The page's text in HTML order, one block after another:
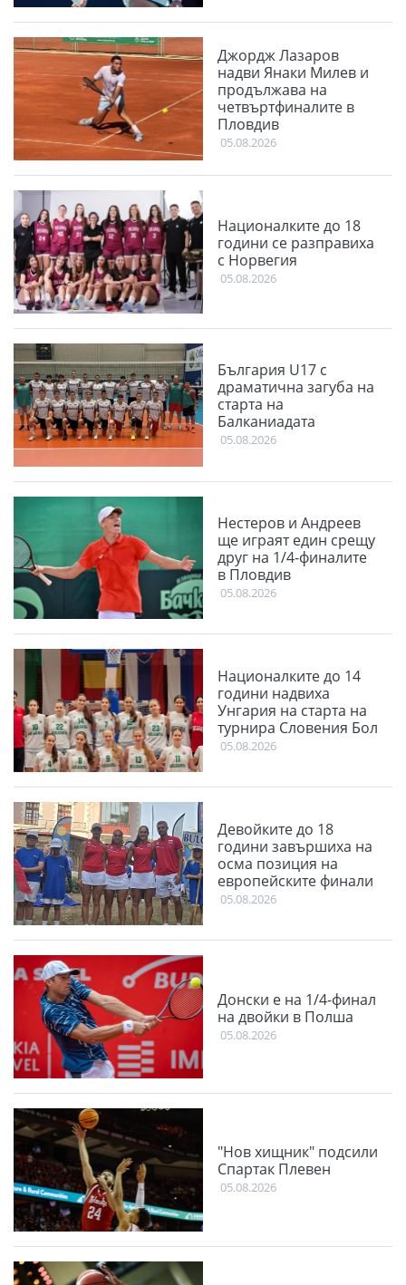
Джордж Лазаров
надви Янаки Милев и
продължава на
четвъртфиналите в
Пловдив
05.08.2026
Националките до 18
години се разправиха
с Норвегия
05.08.2026
България U17 с
драматична загуба на
старта на
Балканиадата
05.08.2026
Нестеров и Андреев
ще играят един срещу
друг на 1/4-финалите
в Пловдив
05.08.2026
Националките до 14
години надвиха
Унгария на старта на
турнира Словения Бол
05.08.2026
Девойките до 18
години завършиха на
осма позиция на
европейските финали
05.08.2026
Донски е на 1/4-финал
на двойки в Полша
05.08.2026
"Нов хищник" подсили
Спартак Плевен
05.08.2026